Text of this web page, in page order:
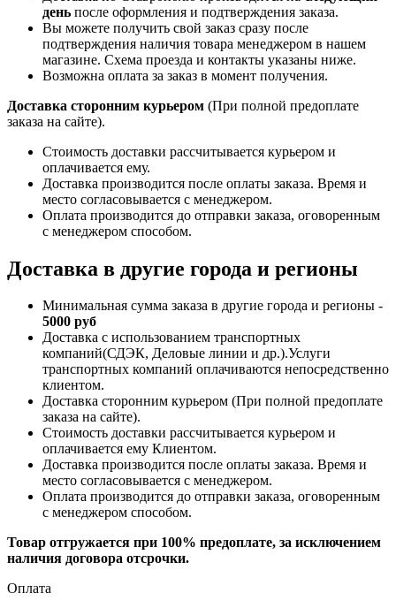
день после оформления и подтверждения заказа.
Вы можете получить свой заказ сразу после
подтверждения наличия товара менеджером в нашем
магазине. Схема проезда и контакты указаны ниже.
Возможна оплата за заказ в момент получения.
Доставка сторонним курьером (При полной предоплате
заказа на сайте).
Стоимость доставки рассчитывается курьером и
оплачивается ему.
Доставка производится после оплаты заказа. Время и
место согласовывается с менеджером.
Оплата производится до отправки заказа, оговоренным
с менеджером способом.
Доставка в другие города и регионы
Минимальная сумма заказа в другие города и регионы -
5000 руб
Доставка с использованием транспортных
компаний(СДЭК, Деловые линии и др.).Услуги
транспортных компаний оплачиваются непосредственно
клиентом.
Доставка сторонним курьером (При полной предоплате
заказа на сайте).
Стоимость доставки рассчитывается курьером и
оплачивается ему Клиентом.
Доставка производится после оплаты заказа. Время и
место согласовывается с менеджером.
Оплата производится до отправки заказа, оговоренным
с менеджером способом.
Товар отгружается при 100% предоплате, за исключением
наличия договора отсрочки.
Оплата